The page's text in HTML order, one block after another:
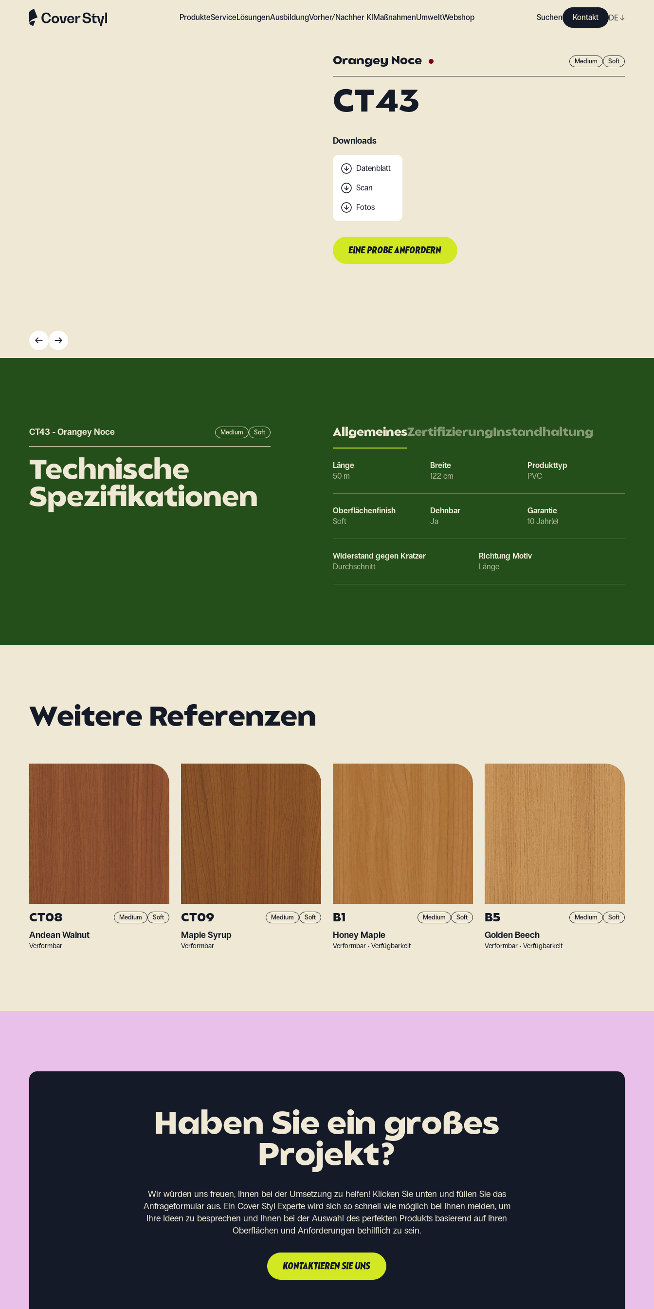
ProdukteServiceLösungenAusbildungVorher/Nachher KIMaßnahmenUmweltWebshop Suchen Kontakt DE ↓
Orangey Noce Medium Soft
CT43
Downloads
Datenblatt
Scan
Fotos
EINE PROBE ANFORDERN
CT43 -Orangey Noce Medium Soft
Technische
Spezifikationen
AllgemeinesZertifizierungInstandhaltung
Länge
50 m
Breite
122 cm
Produkttyp
PVC
Oberflächenfinish
Soft
Dehnbar
Ja
Garantie
10 Jahr(e)
Widerstand gegen Kratzer
Durchschnitt
Richtung Motiv
Länge
Weitere Referenzen
CT08 Medium Soft
Andean Walnut
Verformbar
CT09 Medium Soft
Maple Syrup
Verformbar
B1 Medium Soft
Honey Maple
Verformbar • Verfügbarkeit
B5 Medium Soft
Golden Beech
Verformbar • Verfügbarkeit
Haben Sie ein großes
Projekt?
Wir würden uns freuen, Ihnen bei der Umsetzung zu helfen! Klicken Sie unten und füllen Sie das
Anfrageformular aus. Ein Cover Styl Experte wird sich so schnell wie möglich bei Ihnen melden, um
Ihre Ideen zu besprechen und Ihnen bei der Auswahl des perfekten Produkts basierend auf Ihren
Oberflächen und Anforderungen behilflich zu sein.
KONTAKTIEREN SIE UNS